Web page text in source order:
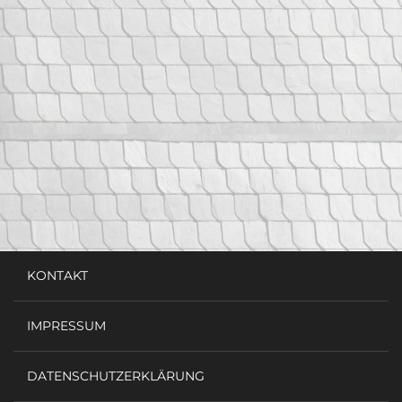
KONTAKT
IMPRESSUM
DATENSCHUTZERKLÄRUNG